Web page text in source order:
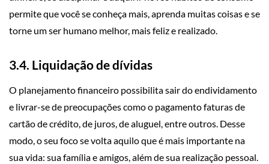
permite que você se conheça mais, aprenda muitas coisas e se
torne um ser humano melhor, mais feliz e realizado.
3.4. Liquidação de dívidas
O planejamento financeiro possibilita sair do endividamento
e livrar-se de preocupações como o pagamento faturas de
cartão de crédito, de juros, de aluguel, entre outros. Desse
modo, o seu foco se volta aquilo que é mais importante na
sua vida: sua família e amigos, além de sua realização pessoal.